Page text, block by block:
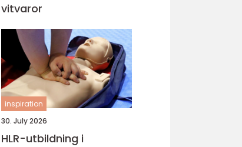
vitvaror
inspiration
30. July 2026
HLR-utbildning i